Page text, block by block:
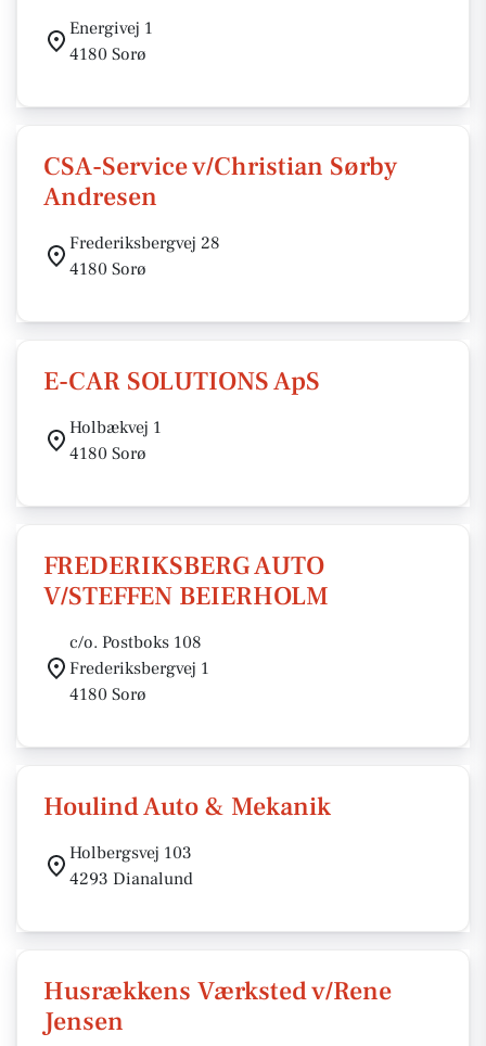
Energivej 1
4180 Sorø
CSA-Service v/Christian Sørby
Andresen
Frederiksbergvej 28
4180 Sorø
E-CAR SOLUTIONS ApS
Holbækvej 1
4180 Sorø
FREDERIKSBERG AUTO
V/STEFFEN BEIERHOLM
c/o. Postboks 108
Frederiksbergvej 1
4180 Sorø
Houlind Auto & Mekanik
Holbergsvej 103
4293 Dianalund
Husrækkens Værksted v/Rene
Jensen